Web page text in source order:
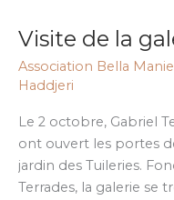
Visite de la
Association Bella
Haddjeri
Le 2 octobre, Gabriel
ont ouvert les portes
jardin des Tuileries.
Terrades, la galerie se
la
galerie
Terrades
Paris